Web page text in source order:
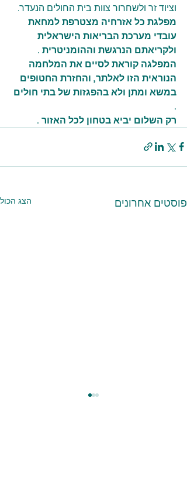
וציוד זר ולשחרור צוות בית החולים הנעדר.
מפלגת כל אזרחיה מצטרפת למחאת
עובדי מערכת הבריאות הישראלית
ולקריאתם הנרגשת וההומניטרית .
המפלגה קוראת לסיים את המלחמה
הנוראית הזו לאלתר, והחזרת החטופים
במשא ומתן ולא בהפגזות של בתי חולים
.
רק השלום יביא בטחון לכל האזור .
פוסטים אחרונים הצג הכול